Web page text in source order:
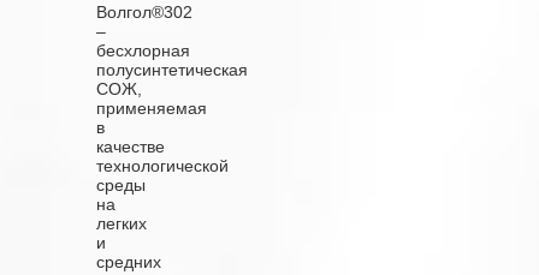
Волгол®302
–
бесхлорная
полусинтетическая
СОЖ,
применяемая
в
качестве
технологической
среды
на
легких
и
средних